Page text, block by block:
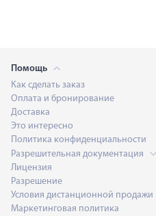
Помощь
Как сделать заказ
Оплата и бронирование
Доставка
Это интересно
Политика конфиденциальности
Разрешительная документация
Лицензия
Разрешение
Условия дистанционной продажи
Маркетинговая политика